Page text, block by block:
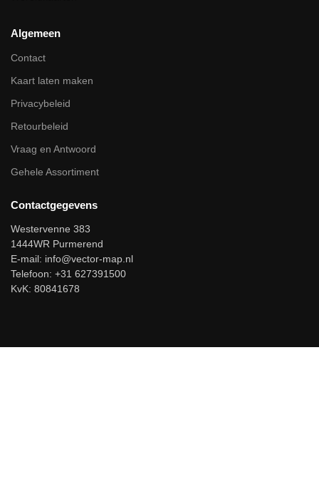
Algemeen
Contact
Kaart laten maken
Privacybeleid
Retourbeleid
Vraag en Antwoord
Gehele Assortiment
Contactgegevens
Westervenne 383
1444WR Purmerend
E-mail: info@vector-map.nl
Telefoon: +31 627391500
KvK: 80841678